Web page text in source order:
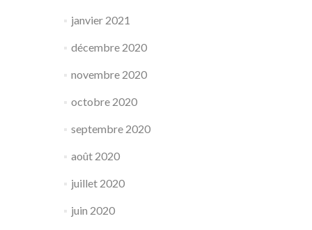
janvier 2021
décembre 2020
novembre 2020
octobre 2020
septembre 2020
août 2020
juillet 2020
juin 2020